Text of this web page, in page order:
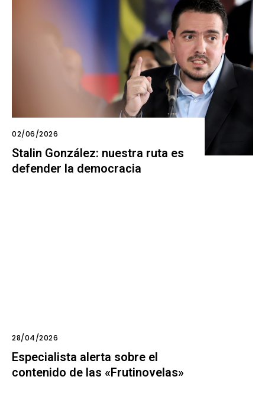
02/06/2026
Stalin González: nuestra ruta es
defender la democracia
28/04/2026
Especialista alerta sobre el
contenido de las «Frutinovelas»